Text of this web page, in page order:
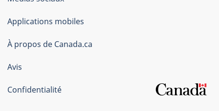
du
gouvernement
du
Canada
Applications mobiles
À propos de Canada.ca
Avis
Confidentialité